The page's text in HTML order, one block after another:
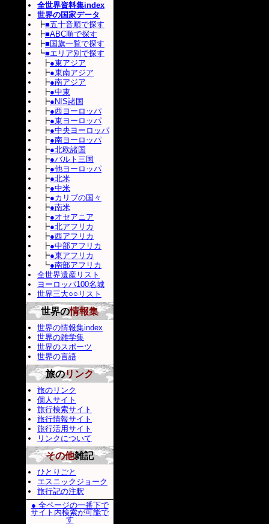
全世界資料集index
世界の国家データ
┣■五十音順で探す
┣■ABC順で探す
┣■国旗一覧で探す
┗■エリア別で探す
┣●東アジア
┣●東南アジア
┣●南アジア
┣●中東
┣●NIS諸国
┣●西ヨーロッパ
┣●東ヨーロッパ
┣●中央ヨーロッパ
┣●南ヨーロッパ
┣●北欧諸国
┣●バルト三国
┣●他ヨーロッパ
┣●北米
┣●中米
┣●カリブの国々
┣●南米
┣●オセアニア
┣●北アフリカ
┣●西アフリカ
┣●中部アフリカ
┣●東アフリカ
┗●南部アフリカ
全世界遺産リスト
ヨーロッパ100名城
世界三大○○リスト
世界の情報集
世界の情報集index
世界の雑学集
世界のスポーツ
世界の言語
旅のリンク
旅のリンク
個人サイト
旅行検索サイト
旅行情報サイト
旅行活用サイト
リンクについて
その他雑記
ひとりごと
エスニックジョーク
旅行記の注釈
● 全ページの一番下で
サイト内検索が可能で
す